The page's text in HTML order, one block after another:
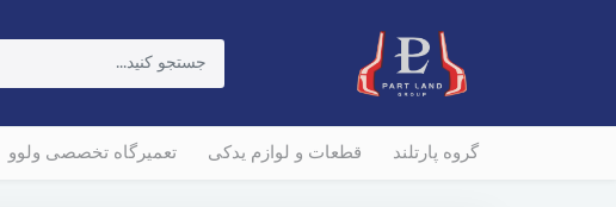
گروه پارتلند قطعات و لوازم یدکی تعمیرگاه تخصصی ولوو